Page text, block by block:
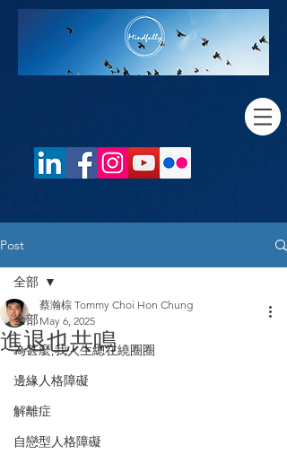
Post
全部
為甚麼,我人生總在繞圈圈
邊緣人格障礙
解離症
自戀型人格障礙
全部
進退也共鳴
蔡瀚棕 Tommy Choi Hon Chung
May 6, 2025